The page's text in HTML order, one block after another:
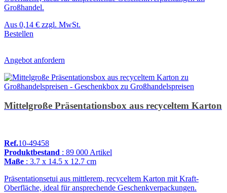
Großhandel.
Aus 0,14 € zzgl. MwSt.
Bestellen
Angebot anfordern
Mittelgroße Präsentationsbox aus recyceltem Karton
Ref.10-49458
Produktbestand : 89 000 Artikel
Maße : 3.7 x 14.5 x 12.7 cm
Präsentationsetui aus mittlerem, recyceltem Karton mit Kraft-
Oberfläche, ideal für ansprechende Geschenkverpackungen.